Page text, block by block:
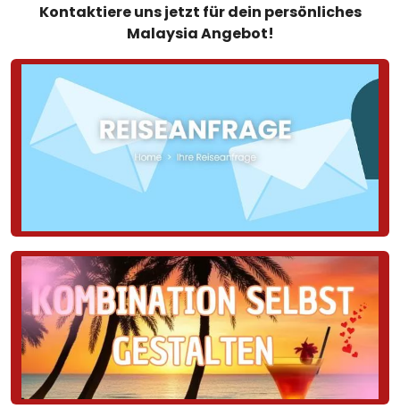
Kontaktiere uns jetzt für dein persönliches
Malaysia Angebot!